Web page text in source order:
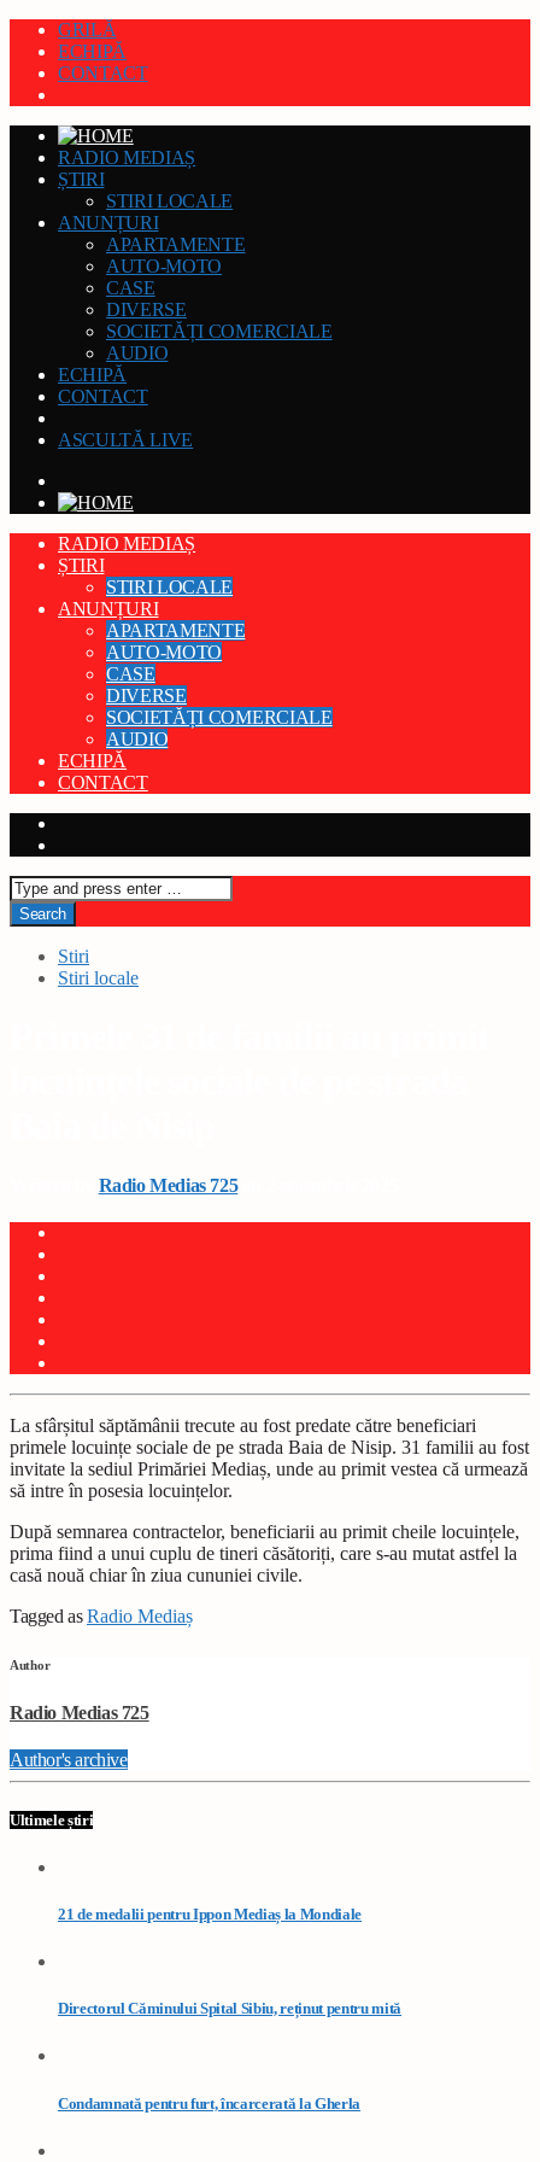
GRILĂ
ECHIPĂ
CONTACT
RADIO MEDIAȘ
ȘTIRI
STIRI LOCALE
ANUNȚURI
APARTAMENTE
AUTO-MOTO
CASE
DIVERSE
SOCIETĂȚI COMERCIALE
AUDIO
ECHIPĂ
CONTACT
ASCULTĂ LIVE
RADIO MEDIAȘ
ȘTIRI
STIRI LOCALE
ANUNȚURI
APARTAMENTE
AUTO-MOTO
CASE
DIVERSE
SOCIETĂȚI COMERCIALE
AUDIO
ECHIPĂ
CONTACT
Stiri
Stiri locale
Radio Medias 725on 2 noiembrie 2025
La sfârșitul săptămânii trecute au fost predate către beneficiari
primele locuințe sociale de pe strada Baia de Nisip. 31 familii au fost
invitate la sediul Primăriei Mediaș, unde au primit vestea că urmează
să intre în posesia locuințelor.
După semnarea contractelor, beneficiarii au primit cheile locuințele,
prima fiind a unui cuplu de tineri căsătoriți, care s-au mutat astfel la
casă nouă chiar în ziua cununiei civile.
Tagged asRadio Mediaș
Author
Radio Medias 725
Author's archive
Ultimele știri
21 de medalii pentru Ippon Mediaș la Mondiale
Directorul Căminului Spital Sibiu, reținut pentru mită
Condamnată pentru furt, încarcerată la Gherla